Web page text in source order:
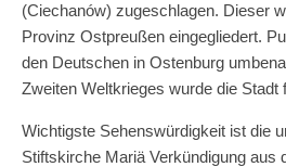
(Ciechanów) zugeschlagen. Dieser
Provinz Ostpreußen eingegliedert.
den Deutschen in Ostenburg
Zweiten Weltkrieges wurde die Stadt
Wichtigste Sehenswürdigkeit ist die
Stiftskirche Mariä Verkündigung aus